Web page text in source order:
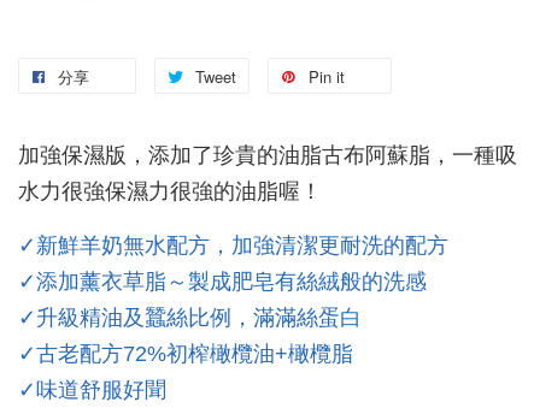
分享 Tweet Pin it
加強保濕版，添加了珍貴的油脂古布阿蘇脂，一種吸
水力很強保濕力很強的油脂喔！
✓新鮮羊奶無水配方，加強清潔更耐洗的配方
✓添加薰衣草脂～製成肥皂有絲絨般的洗感
✓升級精油及蠶絲 比例，滿滿絲蛋白
✓古老配方72%初榨橄欖油+橄欖脂
✓味道舒服好聞